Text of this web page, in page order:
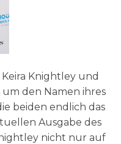
Knightley und
um den Namen ihres
beiden endlich das
Ausgabe des
nicht nur auf